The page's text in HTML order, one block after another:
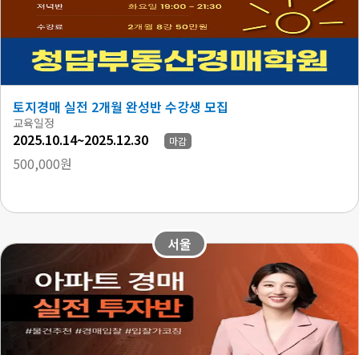
토지경매 실전 2개월 완성반 수강생 모집
교육일정
2025.10.14~2025.12.30 마감
500,000원
서울